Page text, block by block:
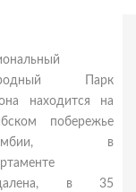
Парк
находится на
побережье
в
в 35